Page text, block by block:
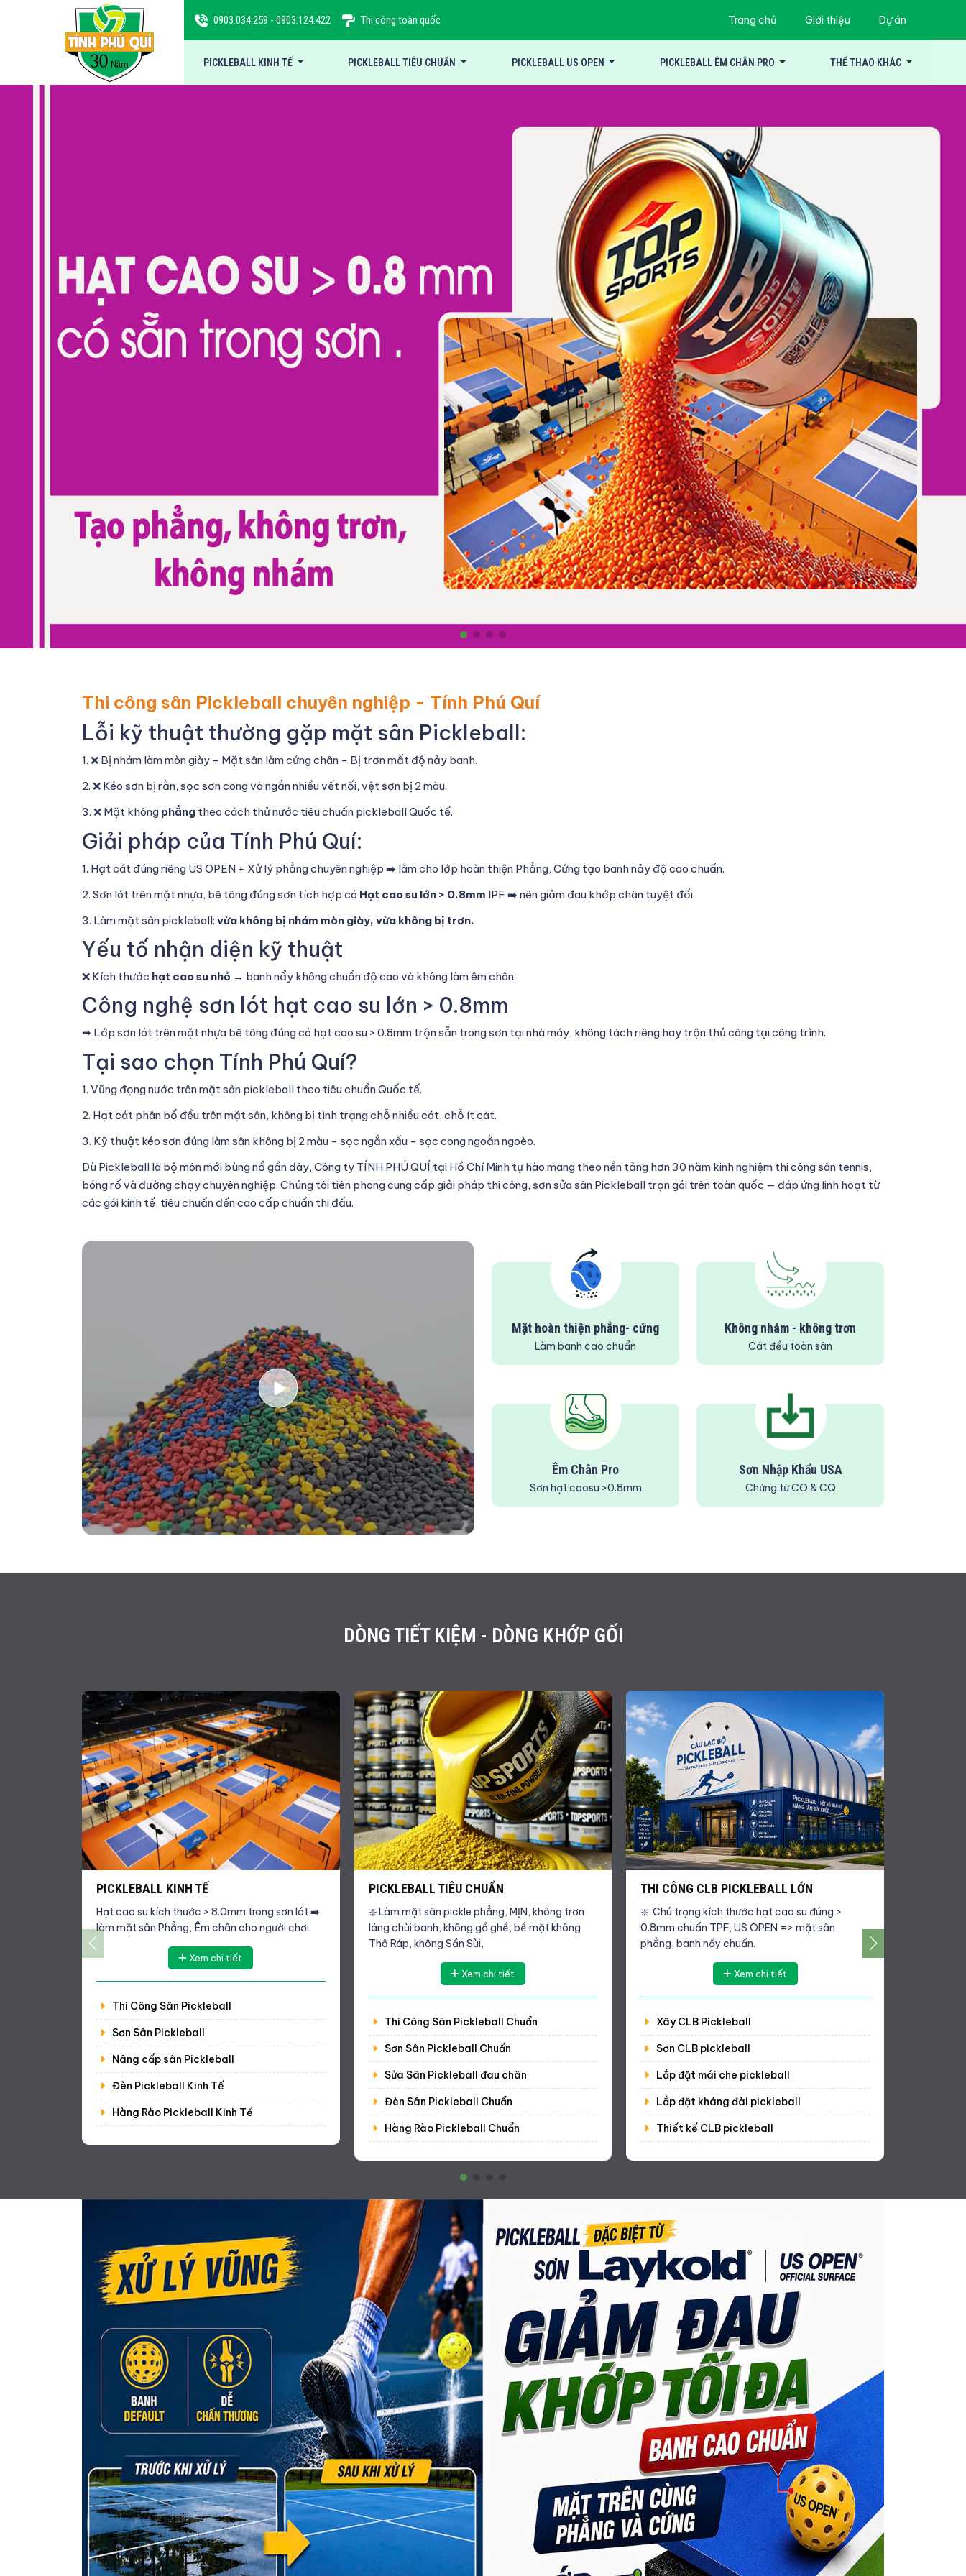
0903.034.259 - 0903.124.422 Thi công toàn quốc Trang chủ Giới thiệu Dự án
PICKLEBALL KINH TẾ PICKLEBALL TIÊU CHUẨN PICKLEBALL US OPEN PICKLEBALL ÊM CHÂN PRO THỂ THAO KHÁC
Thi công sân Pickleball chuyên nghiệp - Tính Phú Quí
Lỗi kỹ thuật thường gặp mặt sân Pickleball:
1. ❌ Bị nhám làm mòn giày - Mặt sân làm cứng chân - Bị trơn mất độ nảy banh.
2. ❌ Kéo sơn bị rằn, sọc sơn cong và ngắn nhiều vết nối, vệt sơn bị 2 màu.
3. ❌ Mặt không phẳng theo cách thử nước tiêu chuẩn pickleball Quốc tế.
Giải pháp của Tính Phú Quí:
1. Hạt cát đúng riêng US OPEN + Xử lý phẳng chuyên nghiệp ➡️ làm cho lớp hoàn thiện Phẳng, Cứng tạo banh nảy độ cao chuẩn.
2. Sơn lót trên mặt nhựa, bê tông đúng sơn tích hợp có Hạt cao su lớn > 0.8mm IPF ➡️ nên giảm đau khớp chân tuyệt đối.
3. Làm mặt sân pickleball: vừa không bị nhám mòn giày, vừa không bị trơn.
Yếu tố nhận diện kỹ thuật
❌ Kích thước hạt cao su nhỏ → banh nẩy không chuẩn độ cao và không làm êm chân.
Công nghệ sơn lót hạt cao su lớn > 0.8mm
➡ Lớp sơn lót trên mặt nhựa bê tông đúng có hạt cao su > 0.8mm trộn sẵn trong sơn tại nhà máy, không tách riêng hay trộn thủ công tại công trình.
Tại sao chọn Tính Phú Quí?
1. Vũng đọng nước trên mặt sân pickleball theo tiêu chuẩn Quốc tế.
2. Hạt cát phân bổ đều trên mặt sân, không bị tình trạng chỗ nhiều cát, chỗ ít cát.
3. Kỹ thuật kéo sơn đúng làm sân không bị 2 màu - sọc ngắn xấu - sọc cong ngoằn ngoèo.
Dù Pickleball là bộ môn mới bùng nổ gần đây, Công ty TÍNH PHÚ QUÍ tại Hồ Chí Minh tự hào mang theo nền tảng hơn 30 năm kinh nghiệm thi công sân tennis,
bóng rổ và đường chạy chuyên nghiệp. Chúng tôi tiên phong cung cấp giải pháp thi công, sơn sửa sân Pickleball trọn gói trên toàn quốc — đáp ứng linh hoạt từ
các gói kinh tế, tiêu chuẩn đến cao cấp chuẩn thi đấu.
Mặt hoàn thiện phẳng- cứng
Làm banh cao chuẩn
Không nhám - không trơn
Cát đều toàn sân
Êm Chân Pro
Sơn hạt caosu >0.8mm
Sơn Nhập Khẩu USA
Chứng từ CO & CQ
DÒNG TIẾT KIỆM - DÒNG KHỚP GỐI
PICKLEBALL KINH TẾ
Hạt cao su kích thước > 8.0mm trong sơn lót ➡️
Xem chi tiết
Thi Công Sân Pickleball
Sơn Sân Pickleball
Nâng cấp sân Pickleball
Đèn Pickleball Kinh Tế
Hàng Rào Pickleball Kinh Tế
PICKLEBALL TIÊU CHUẨN
❇️ Làm mặt sân pickle phẳng, MỊN, không trơn
láng chùi banh, không gồ ghề, bề mặt không
Thô Ráp, không Sần Sùi,
Xem chi tiết
Thi Công Sân Pickleball Chuẩn
Sơn Sân Pickleball Chuẩn
Sửa Sân Pickleball đau chân
Đèn Sân Pickleball Chuẩn
Hàng Rào Pickleball Chuẩn
THI CÔNG CLB PICKLEBALL LỚN
❇️ Chú trọng kích thước hạt cao su đúng >
0.8mm chuẩn TPF, US OPEN => mặt sân
phẳng, banh nẩy chuẩn.
Xem chi tiết
Xây CLB Pickleball
Sơn CLB pickleball
Lắp đặt mái che pickleball
Lắp đặt kháng đài pickleball
Thiết kế CLB pickleball